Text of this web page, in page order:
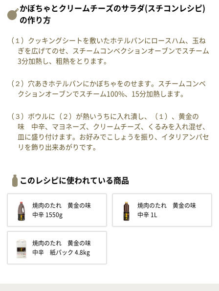
かぼちゃとクリームチーズのサラダ(スチコンレシピ)
の作り方
（１）クッキングシートを敷いたホテルパンにロースハム、玉ね
ぎを広げてのせ、スチームコンベクションオーブンでスチーム
3分加熱し、粗熱をとります。
（２）穴あきホテルパンにかぼちゃをのせます。スチームコンベ
クションオーブンでスチーム100%、15分加熱します。
（３）ボウルに（２）が熱いうちに入れ潰し、（１）、黄金の
味 中辛、マヨネーズ、クリームチーズ、くるみを入れ混ぜ、
皿に盛り付けます。お好みでこしょうを振り、イタリアンパセ
リを飾り出来あがりです。
このレシピに使われている商品
焼肉のたれ 黄金の味
中辛 1550g
焼肉のたれ 黄金の味
中辛 1L
焼肉のたれ 黄金の味
中辛 紙パック 4.8kg